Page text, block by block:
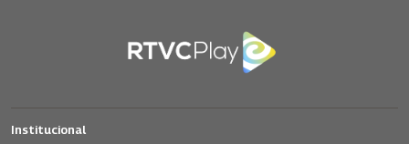
Institucional